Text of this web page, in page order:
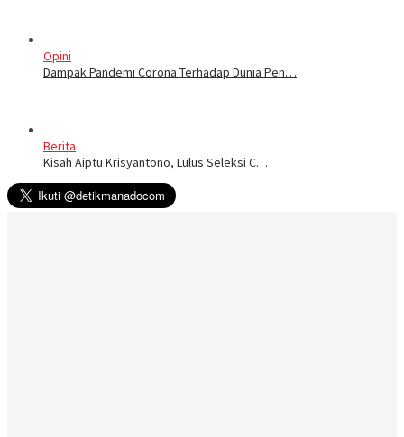
Opini
Dampak Pandemi Corona Terhadap Dunia Pen…
Berita
Kisah Aiptu Krisyantono, Lulus Seleksi C…